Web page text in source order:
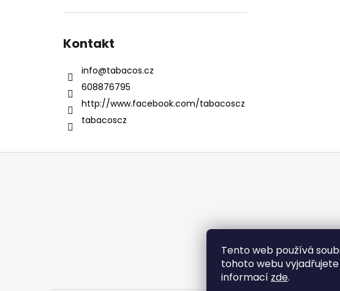
Tento web používá
tohoto webu
informací zde.
Kontakt
info@tabacos.cz
608876795
http://www.facebook.com/tabacoscz
tabacoscz
Z